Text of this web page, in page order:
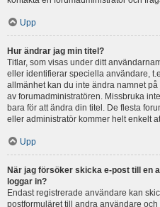
Upp
Hur ändrar jag min titel?
Titlar, som visas under ditt
eller identifierar speciella användare,
allmänhet kan du inte ändra namnet
av forumadministratören. Missbruka
bara för att ändra din titel. De flesta
eller administratör kommer helt enkelt
Upp
När jag försöker skicka e-post till en
loggar in?
Endast registrerade användare kan
postformuläret till andra användare